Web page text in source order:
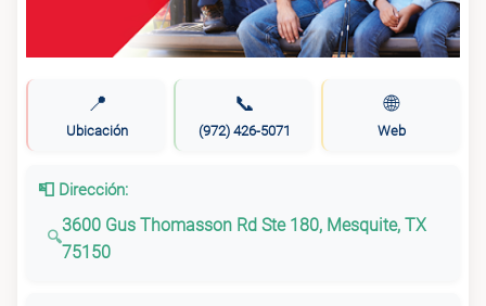
📍
Ubicación
📞
(972) 426-5071
🌐
Web
📮 Dirección:
3600 Gus Thomasson Rd Ste 180, Mesquite, TX
75150